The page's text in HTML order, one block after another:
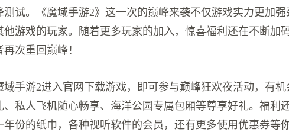
测试。《魔域手游2》这一次的巅峰来袭不仅游戏实力更加
他游戏的玩家。随着更多玩家的加入，惊喜福利还在不断加
次重回巅峰！
域手游2进入官网下载游戏，即可参与巅峰狂欢夜活动，有机
、私人飞机随心畅享、海洋公园专属包厢等尊享好礼。福利
份的纸巾，各种视听软件的会员，还有更多使用优惠券等你